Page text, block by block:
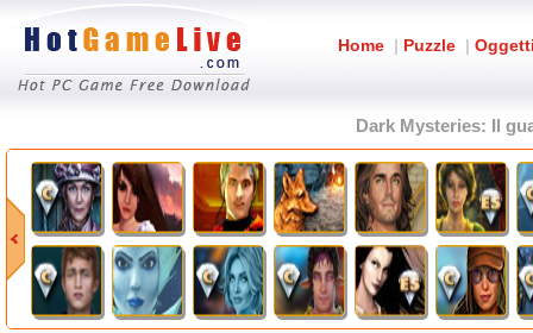
Home | Puzzle |
Dark Mysteries: Il